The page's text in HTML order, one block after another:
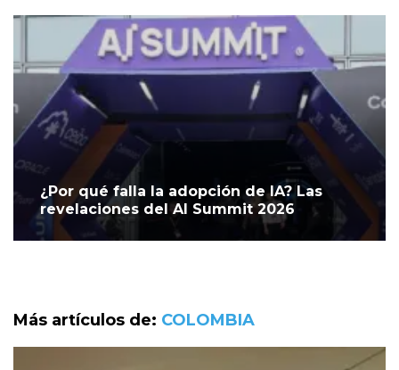
¿Por qué falla la adopción de IA? Las
revelaciones del AI Summit 2026
Más artículos de: COLOMBIA